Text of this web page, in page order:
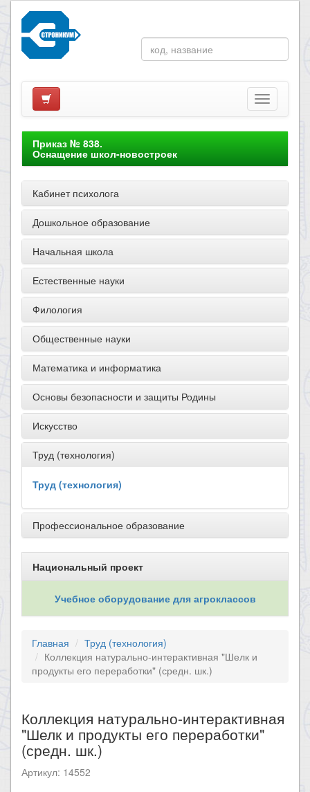
Приказ № 838.
Оснащение школ-новостроек
Кабинет психолога
Дошкольное образование
Начальная школа
Естественные науки
Филология
Общественные науки
Математика и информатика
Основы безопасности и защиты Родины
Искусство
Труд (технология)
Труд (технология)
Профессиональное образование
Национальный проект
Учебное оборудование для агроклассов
Главная
Труд (технология)
Коллекция натурально-интерактивная "Шелк и
продукты его переработки" (средн. шк.)
Коллекция натурально-интерактивная
"Шелк и продукты его переработки"
(средн. шк.)
Артикул: 14552